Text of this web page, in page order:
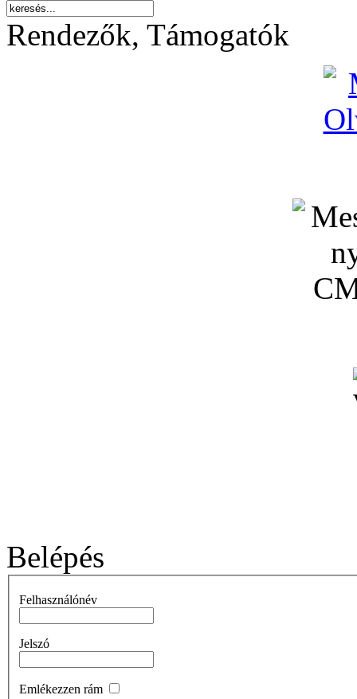
Rendezők, Támogatók
Belépés
Felhasználónév
Jelszó
Emlékezzen rám